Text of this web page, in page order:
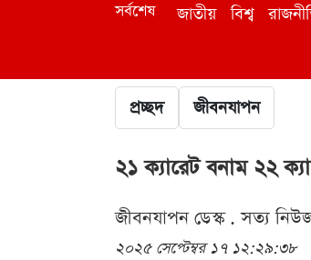
সর্বশেষ জাতীয় বিশ্ব
প্রচ্ছদ জীবনযাপন
২১ ক্যারেট বনাম ২২
জীবনযাপন ডেস্ক . সত্য
২০২৫ সেপ্টেম্বর ১৭ ১২:২৯:৩৮